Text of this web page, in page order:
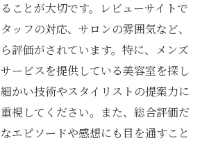
型を知って美容室選びに活かす
技術が光る大阪市北区のメンズ美
わせたカットの重要性
容室が誇る髪質対応の技術
極めるためのカウンセリング方法
ことが大切です。レビューサイトで
ッフの対応、サロンの雰囲気など、
評価がされています。特に、メンズ
ービスを提供している美容室を探し
かい技術やスタイリストの提案力に
視してください。また、総合評価だ
エピソードや感想にも目を通すこと